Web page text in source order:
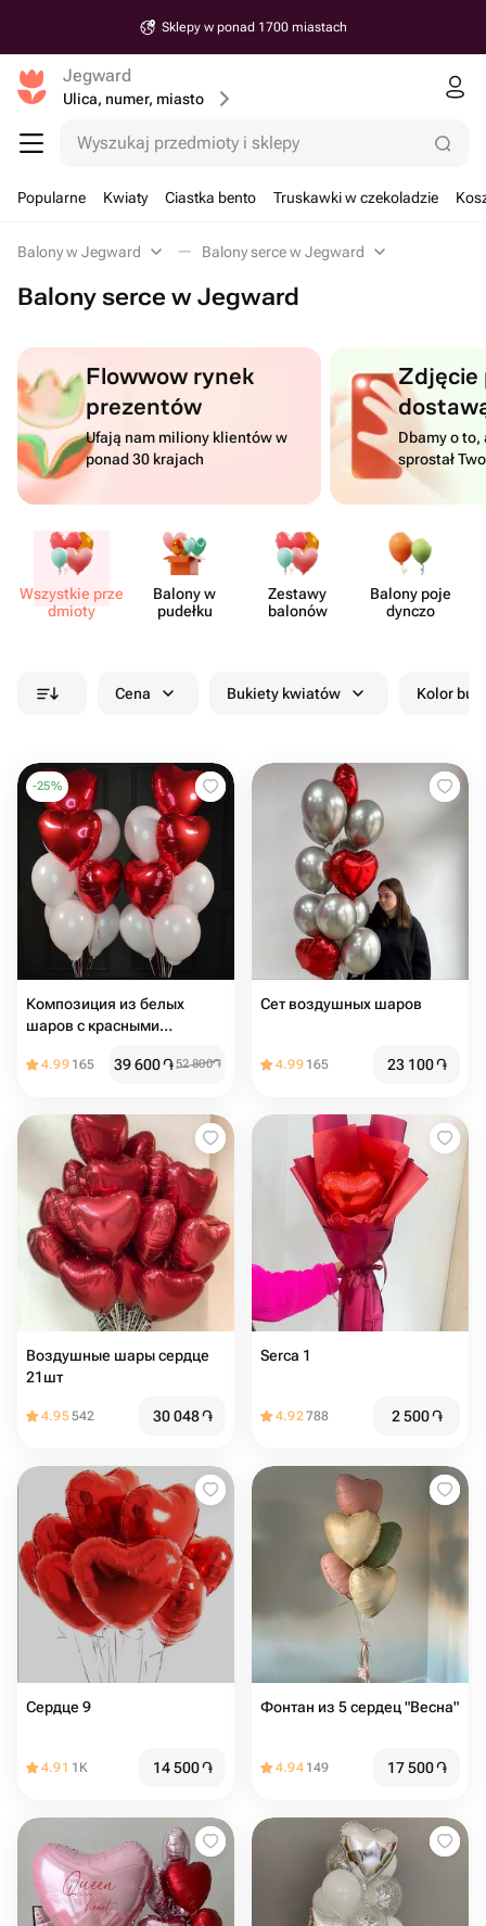
Sklepy w ponad 1700 miastach
Jegward
Ulica, numer, miasto
Wyszukaj przedmioty i sklepy
Popularne Kwiaty Ciastka bento Truskawki w czekoladzie
Balony w Jegward Balony serce w Jegward
Balony serce w Jegward
Flowwow rynek
prezentów
Ufają nam miliony klientów w
ponad 30 krajach
Dbamy o to,
sprostał
Wszystkie prze​
dmioty
Balony w
pudełku
Zestawy
balonów
Balony poje​
dynczo
Cena Bukiety kwiatów Kolor
-25%
Композиция из белых
шаров с красными
4.99 165 39 600֏52 800֏
Сет воздушных шаров
4.99 165 23 100֏
Воздушные шары сердце
21шт
4.95542 30 048֏
Serca 1
4.92788 2 500֏
Сердце 9
4.91 1K 14 500֏
Фонтан из 5 сердец "Весна"
4.94 149 17 500֏